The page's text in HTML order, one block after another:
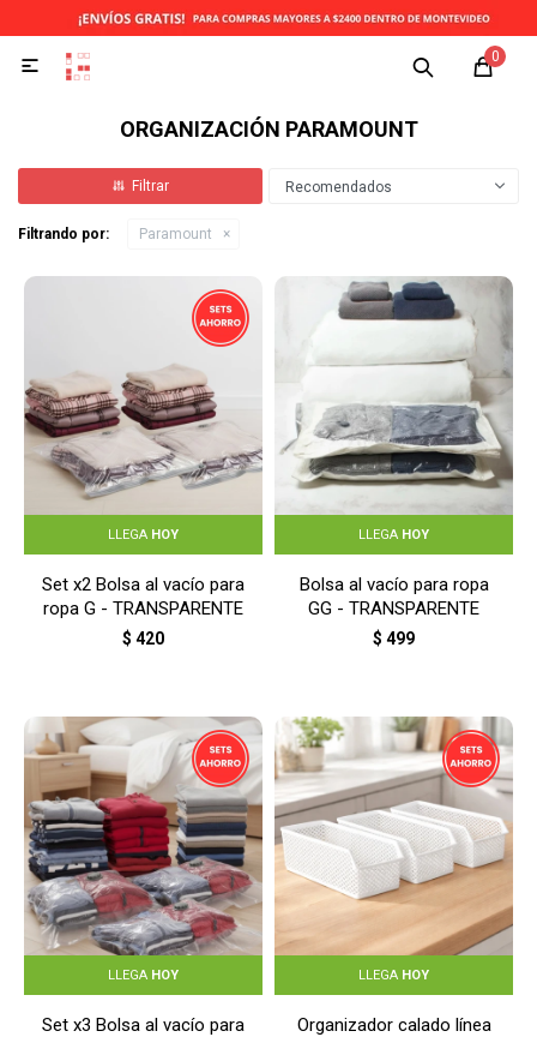
0

ORGANIZACIÓN PARAMOUNT
Recomendados
Filtrando por: Paramount
LLEGA HOY
Set x2 Bolsa al vacío para
ropa G - TRANSPARENTE
$ 420
LLEGA HOY
Bolsa al vacío para ropa
GG - TRANSPARENTE
$ 499
LLEGA HOY
Set x3 Bolsa al vacío para
LLEGA HOY
Organizador calado línea